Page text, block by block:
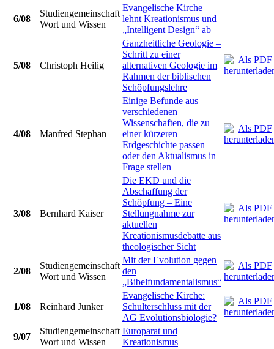
6/08
Studiengemeinschaft
Wort und Wissen
Evangelische Kirche
lehnt Kreationismus und
„Intelligent Design“ ab
5/08 Christoph Heilig
Ganzheitliche Geologie –
Schritt zu einer
alternativen Geologie im
Rahmen der biblischen
Schöpfungslehre
4/08 Manfred Stephan
Einige Befunde aus
verschiedenen
Wissenschaften, die zu
einer kürzeren
Erdgeschichte passen
oder den Aktualismus in
Frage stellen
3/08 Bernhard Kaiser
Die EKD und die
Abschaffung der
Schöpfung – Eine
Stellungnahme zur
aktuellen
Kreationismusdebatte aus
theologischer Sicht
2/08
Studiengemeinschaft
Wort und Wissen
Mit der Evolution gegen
den
„Bibelfundamentalismus“
1/08 Reinhard Junker
Evangelische Kirche:
Schulterschluss mit der
AG Evolutionsbiologie?
9/07
Studiengemeinschaft
Wort und Wissen
Europarat und
Kreationismus